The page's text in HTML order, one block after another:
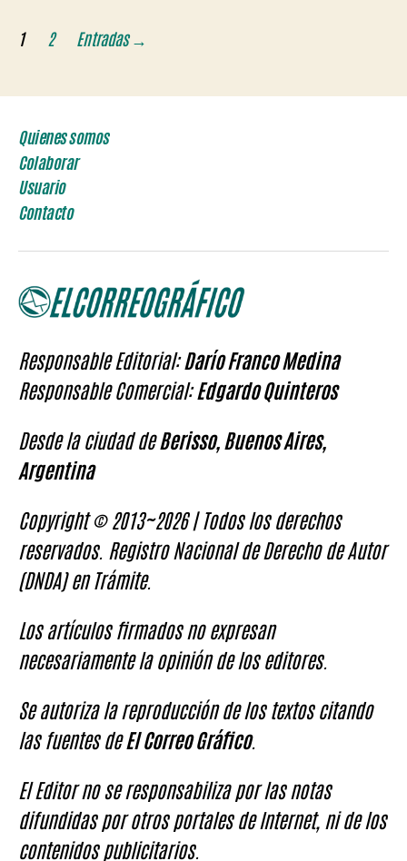
Paginación
de
entradas
1 2 Entradas→
Quienes somos
Colaborar
Usuario
Contacto
Responsable Editorial:Darío Franco Medina
Responsable Comercial:Edgardo Quinteros
Desde la ciudad deBerisso, Buenos Aires,
Argentina
Copyright © 2013~2026 | Todos los derechos
reservados. Registro Nacional de Derecho de Autor
(DNDA) en Trámite.
Los artículos firmados no expresan
necesariamente la opinión de los editores.
Se autoriza la reproducción de los textos citando
las fuentes deEl Correo Gráfico.
El Editor no se responsabiliza por las notas
difundidas por otros portales de Internet, ni de los
contenidos publicitarios.